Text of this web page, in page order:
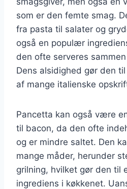
som er den femte smag.
fra pasta til salater og
også en populær
den ofte serveres
Dens alsidighed gør den
af mange italienske
Pancetta kan også være
til bacon, da den ofte
og er mindre saltet. Den
mange måder, herunder
grilning, hvilket gør den til
ingrediens i køkkenet.